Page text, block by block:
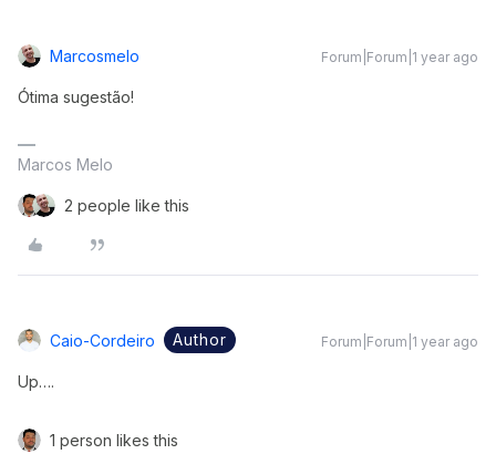
Marcosmelo Forum|Forum|1 year ago
Ótima sugestão!
Marcos Melo
2 people like this
Caio-Cordeiro Author Forum|Forum|1 year ago
Up….
1 person likes this